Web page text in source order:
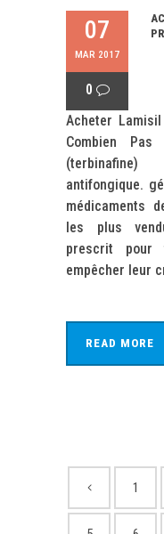
07
MAR 2017
0
Acheter
Combien Pas
antifongique.
médicaments
les plus
prescrit pour
empêcher leur
READ MORE
1